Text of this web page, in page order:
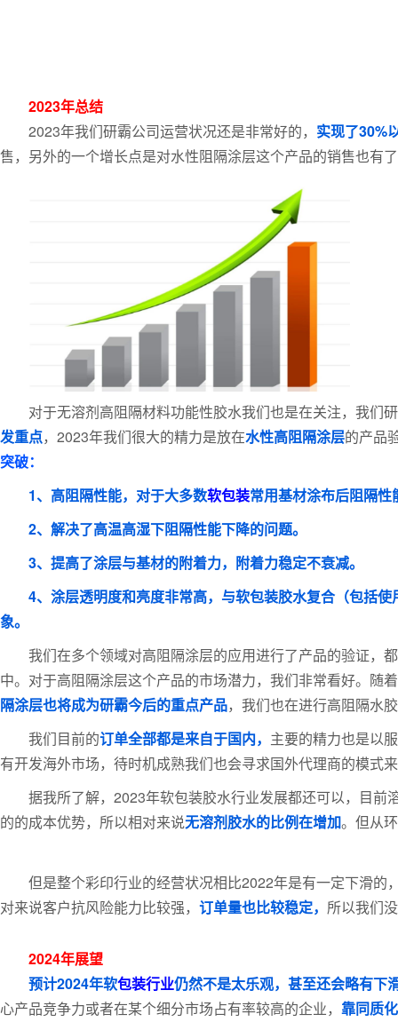
2023年总结
2023年我们研霸公司运营状况还是非常好的， 实现了30%
售，另外的一个增长点是对水性阻隔涂层这个产品的销售也有
对于无溶剂高阻隔材料功能性胶水我们也是在关注，我们
发重点，2023年我们很大的精力是放在水性高阻隔涂层的产品
突破：
1、高阻隔性能，对于大多数软包装常用基材涂布后阻隔
2、解决了高温高湿下阻隔性能下降的问题。
3、提高了涂层与基材的附着力，附着力稳定不衰减。
4、涂层透明度和亮度非常高，与软包装胶水复合（包括
象。
我们在多个领域对高阻隔涂层的应用进行了产品的验证，
中。对于高阻隔涂层这个产品的市场潜力，我们非常看好。随
隔涂层也将成为研霸今后的重点产品，我们也在进行高阻隔水
我们目前的订单全部都是来自于国内， 主要的精力也是以
有开发海外市场，待时机成熟我们也会寻求国外代理商的模
据我所了解，2023年软包装胶水行业发展都还可以，目
的的成本优势，所以相对来说无溶剂胶水的比例在增加。但从
但是整个彩印行业的经营状况相比2022年是有一定下滑
对来说客户抗风险能力比较强， 订单量也比较稳定， 所以我们
2024年展望
预计2024年软包装行业仍然不是太乐观，甚至还会略有下
心产品竞争力或者在某个细分市场占有率较高的企业， 靠同质